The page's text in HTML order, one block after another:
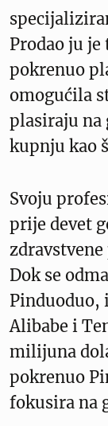
Prodao ju
pokrenuo
omogućila
plasiraju na
kupnju kao
Svoju
prije devet
Dok se
Pinduoduo,
Alibabe i
milijuna
pokrenuo
fokusira na